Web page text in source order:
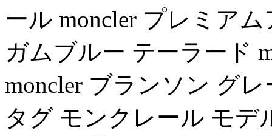
ール moncler プレミア
ガムブルー テーラード
moncler ブランソン グ
タグ モンクレール モデ